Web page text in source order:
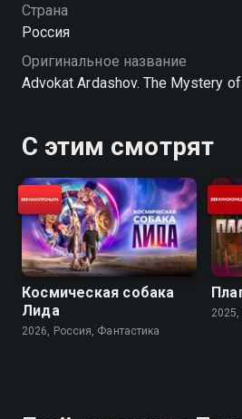
Страна
Россия
Оригинальное название
Advokat Ardashov. The Mystery
С этим смотрят
Космическая собака
Лида
2026, Россия, Фантастика